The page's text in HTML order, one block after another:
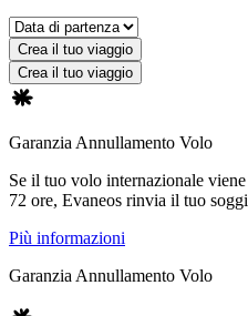
Crea il tuo viaggio
Crea il tuo viaggio
Garanzia Annullamento Volo
Se il tuo volo internazionale
72 ore, Evaneos rinvia il tuo
Più informazioni
Garanzia Annullamento Volo